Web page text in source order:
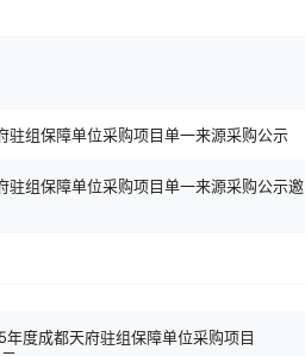
组保障单位采购项目单一来源采购公示
组保障单位采购项目单一来源采购公示邀
度成都天府驻组保障单位采购项目